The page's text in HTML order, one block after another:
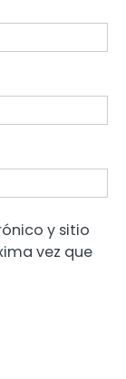
y sitio
vez que